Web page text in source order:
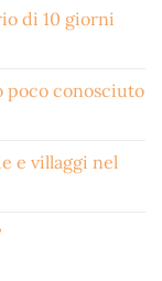
di 10 giorni
poco conosciuto
e villaggi nel